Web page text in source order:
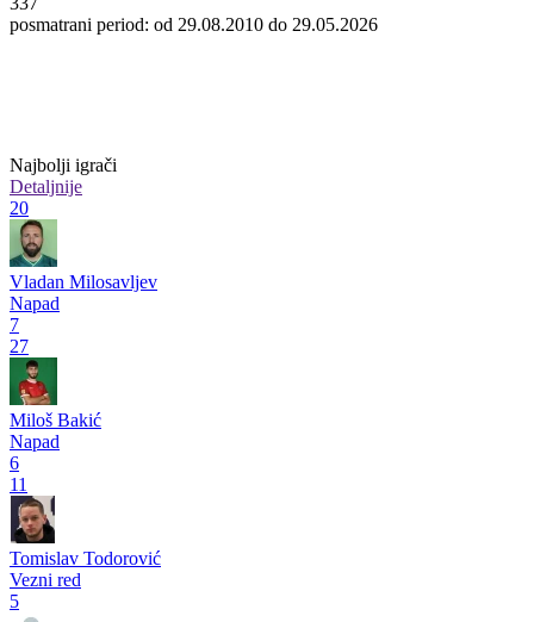
posmatrani period: od 29.08.2010 do 29.05.2026
Najbolji igrači
Detaljnije
20
Vladan Milosavljev
Napad
7
27
Miloš Bakić
Napad
6
11
Tomislav Todorović
Vezni red
5